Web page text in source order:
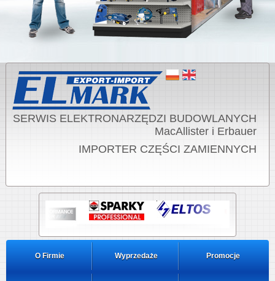
SERWIS ELEKTRONARZĘDZI BUDOWLANYCH
MacAllister i Erbauer
IMPORTER CZĘŚCI ZAMIENNYCH
O Firmie Wyprzedaże Promocje